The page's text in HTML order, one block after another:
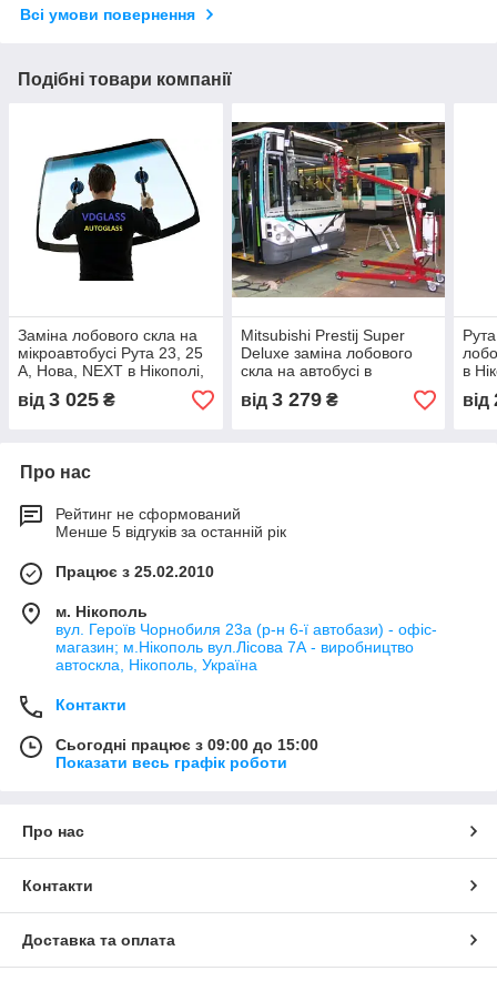
Всі умови повернення
Подібні товари компанії
Заміна лобового скла на
мікроавтобусі Рута 23, 25
А, Нова, NEXT в Нікополі,
Києві, Дніпрі
від 3 025 ₴
Mitsubishi Prestij Super
Deluxe заміна лобового
скла на автобусі в
Нікополі, Києві, Дніпрі
від 3 279₴
в
від
Про нас
Рейтинг не сформований
Менше 5 відгуків за останній рік
Працює з 25.02.2010
м. Нікополь
вул. Героїв Чорнобиля 23а (р-н 6-ї автобази) - офіс-
магазин; м.Нікополь вул.Лісова 7А - виробництво
автоскла, Нікополь, Україна
Контакти
Сьогодні працює з 09:00 до 15:00
Показати весь графік роботи
Про нас
Контакти
Доставка та оплата